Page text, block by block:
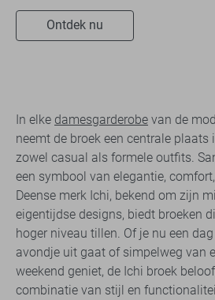
Ontdek nu
In elke damesgarderobe van de
neemt de broek een centrale
zowel casual als formele outfits.
een symbool van elegantie,
Deense merk Ichi, bekend om zijn
eigentijdse designs, biedt broeken
hoger niveau tillen. Of je nu een
avondje uit gaat of simpelweg van
weekend geniet, de Ichi broek
combinatie van stijl en